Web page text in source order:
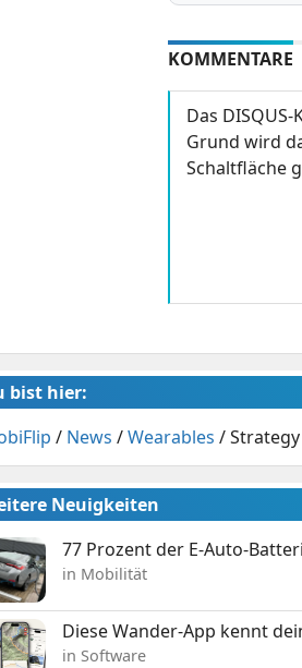
KOMMENTARE
Das
Grund wird
Schaltfläche
bist hier:
/ News /Wearables /
Neuigkeiten
77 Prozent der E-Auto-
in Mobilität
Diese Wander-App kennt
in Software